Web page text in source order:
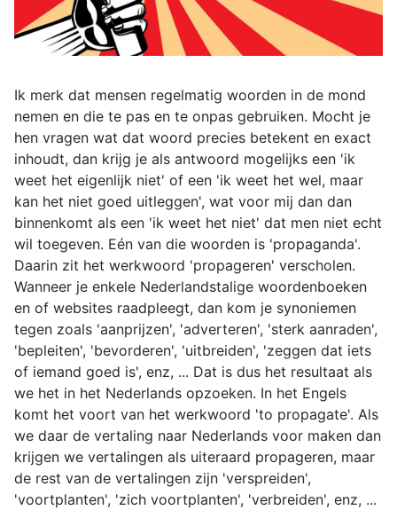
Ik merk dat mensen regelmatig woorden in de mond
nemen en die te pas en te onpas gebruiken. Mocht je
hen vragen wat dat woord precies betekent en exact
inhoudt, dan krijg je als antwoord mogelijks een 'ik
weet het eigenlijk niet' of een 'ik weet het wel, maar
kan het niet goed uitleggen', wat voor mij dan dan
binnenkomt als een 'ik weet het niet' dat men niet echt
wil toegeven. Eén van die woorden is 'propaganda'.
Daarin zit het werkwoord 'propageren' verscholen.
Wanneer je enkele Nederlandstalige woordenboeken
en of websites raadpleegt, dan kom je synoniemen
tegen zoals 'aanprijzen', 'adverteren', 'sterk aanraden',
'bepleiten', 'bevorderen', 'uitbreiden', 'zeggen dat iets
of iemand goed is', enz, ... Dat is dus het resultaat als
we het in het Nederlands opzoeken. In het Engels
komt het voort van het werkwoord 'to propagate'. Als
we daar de vertaling naar Nederlands voor maken dan
krijgen we vertalingen als uiteraard propageren, maar
de rest van de vertalingen zijn 'verspreiden',
'voortplanten', 'zich voortplanten', 'verbreiden', enz, ...